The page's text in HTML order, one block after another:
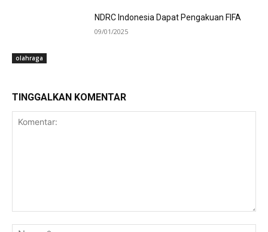
olahraga
NDRC Indonesia Dapat Pengakuan FIFA
09/01/2025
TINGGALKAN KOMENTAR